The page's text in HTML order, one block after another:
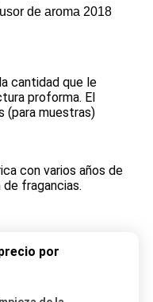
de aroma 2018
cantidad que le
proforma. El
(para muestras)
con varios años de
fragancias.
por